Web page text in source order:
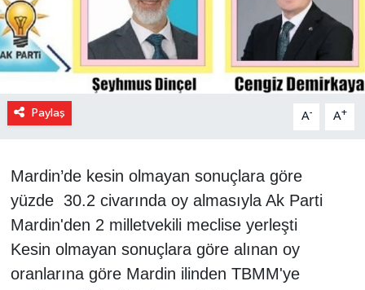
Paylaş A- A+
Mardin’de kesin olmayan sonuçlara göre
yüzde 30.2 civarında oy almasıyla Ak Parti
Mardin'den 2 milletvekili meclise yerleşti
Kesin olmayan sonuçlara göre alınan oy
oranlarına göre Mardin ilinden TBMM'ye